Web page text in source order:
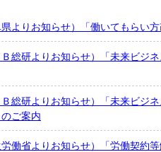
県よりお知らせ）「働いてもらい
Ｂ総研よりお知らせ）「未来ビジ
Ｂ総研よりお知らせ）「未来ビジ
ご案内
労働省よりお知らせ）「労働契約